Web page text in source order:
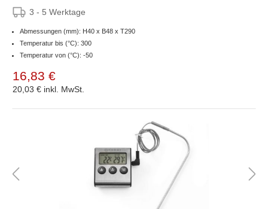
3 - 5 Werktage
Abmessungen (mm): H40 x B48 x T290
Temperatur bis (°C): 300
Temperatur von (°C): -50
16,83 €
20,03 € inkl. MwSt.